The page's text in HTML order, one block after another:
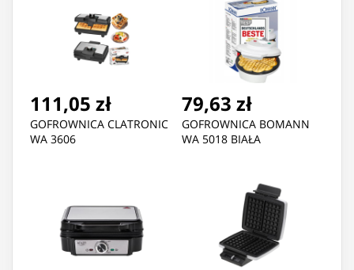
111,05 zł
GOFROWNICA CLATRONIC
WA 3606
79,63 zł
GOFROWNICA BOMANN
WA 5018 BIAŁA